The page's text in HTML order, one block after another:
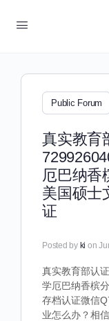
Public Forum
真实教育
厄巴纳香
美国硕士
证
Posted by ki on
真实教育部认
学厄巴纳香槟
存档认证微信
业怎么办？相